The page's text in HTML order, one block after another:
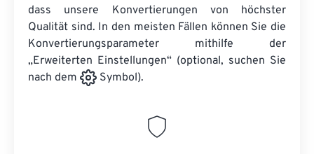
dass unsere Konvertierungen von höchster
Qualität sind. In den meisten Fällen können Sie die
Konvertierungsparameter mithilfe der
„Erweiterten Einstellungen“ (optional, suchen Sie
nach dem
Symbol).